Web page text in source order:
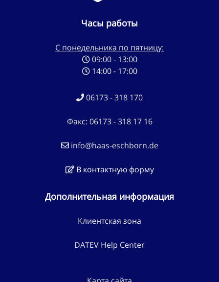
Часы работы
С понедельника по пятницу:
09:00 - 13:00
14:00 - 17:00
06173 - 318 170
Факс: 06173 - 318 17 16
info@haas-eschborn.de
В контактную форму
Дополнительная информация
Клиентская зона
DATEV Help Center